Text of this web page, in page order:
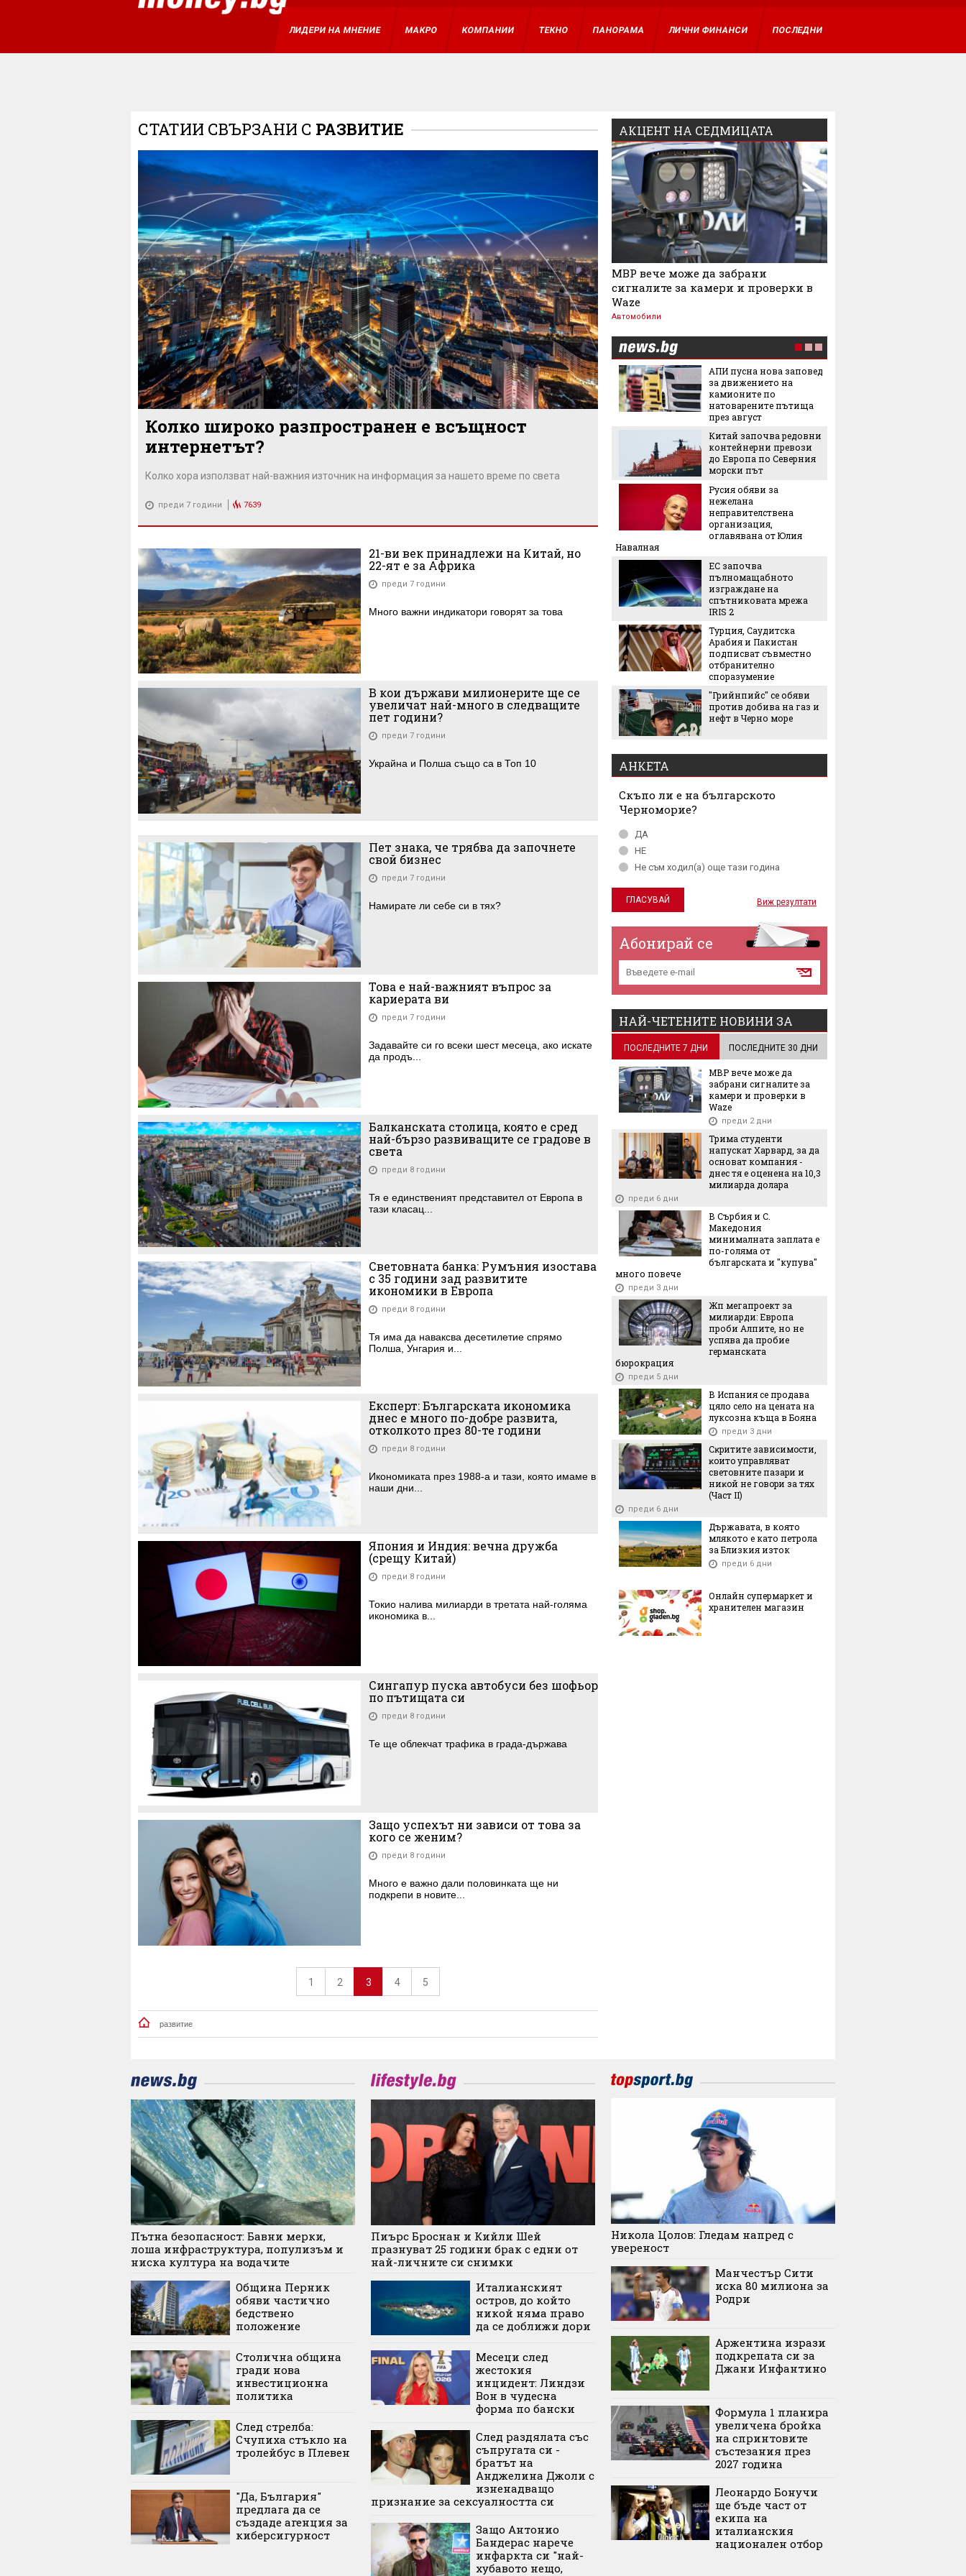
ЛИДЕРИ НА МНЕНИЕ МАКРО КОМПАНИИ ТЕКНО ПАНОРАМА ЛИЧНИ ФИНАНСИ ПОСЛЕДНИ
СТАТИИ СВЪРЗАНИ С РАЗВИТИЕ
Колко широко разпространен е всъщност
интернетът?
Колко хора използват най-важния източник на информация за нашето време по света
преди 7 години 7639
21-ви век принадлежи на Китай, но
22-ят е за Африка
преди 7 години
Много важни индикатори говорят за това
В кои държави милионерите ще се
увеличат най-много в следващите
пет години?
преди 7 години
Украйна и Полша също са в Топ 10
Пет знака, че трябва да започнете
свой бизнес
преди 7 години
Намирате ли себе си в тях?
Това е най-важният въпрос за
кариерата ви
преди 7 години
Задавайте си го всеки шест месеца, ако искате
да продъ...
Балканската столица, която е сред
най-бързо развиващите се градове в
света
преди 8 години
Тя е единственият представител от Европа в
тази класац...
Световната банка: Румъния изостава
с 35 години зад развитите
икономики в Европа
преди 8 години
Тя има да наваксва десетилетие спрямо
Полша, Унгария и...
Експерт: Българската икономика
днес е много по-добре развита,
отколкото през 80-те години
преди 8 години
Икономиката през 1988-а и тази, която имаме в
наши дни...
Япония и Индия: вечна дружба
(срещу Китай)
преди 8 години
Токио налива милиарди в третата най-голяма
икономика в...
Сингапур пуска автобуси без шофьор
по пътищата си
преди 8 години
Те ще облекчат трафика в града-държава
Защо успехът ни зависи от това за
кого се женим?
преди 8 години
Много е важно дали половинката ще ни
подкрепи в новите...
1 2 3 4 5
развитие
АКЦЕНТ НА СЕДМИЦАТА
МВР вече може да забрани
сигналите за камери и проверки в
Waze
Автомобили
Никола Цолов: Гледам
напред с увереност
Манчестър Сити иска 80
милиона за Родри
Аржентина изрази
спринтовите
бъде част от екипа на
италианския
АПИ пусна нова заповед
за движението на
камионите по
натоварените пътища
през август
Китай започва редовни
контейнерни превози
до Европа по Северния
морски път
Русия обяви за
нежелана
неправителствена
организация,
оглавявана от Юлия
Навалная
ЕС започва
пълномащабното
изграждане на
спътниковата мрежа
IRIS 2
Турция, Саудитска
Арабия и Пакистан
подписват съвместно
отбранително
споразумение
"Грийнпийс" се обяви
против добива на газ и
нефт в Черно море
АНКЕТА
Скъпо ли е на българското
Черноморие?
ДА
НЕ
Не съм ходил(а) още тази година
Виж резултати
Абонирай се
НАЙ-ЧЕТЕНИТЕ НОВИНИ ЗА
ПОСЛЕДНИТЕ 7 ДНИ ПОСЛЕДНИТЕ 30 ДНИ
МВР вече може да
забрани сигналите за
камери и проверки в
Waze
преди 2 дни
Трима студенти
напускат Харвард, за да
основат компания -
днес тя е оценена на 10,3
милиарда долара
преди 6 дни
В Сърбия и С.
Македония
минималната заплата е
по-голяма от
българската и "купува"
много повече
преди 3 дни
Жп мегапроект за
милиарди: Европа
проби Алпите, но не
успява да пробие
германската
бюрокрация
преди 5 дни
В Испания се продава
цяло село на цената на
луксозна къща в Бояна
преди 3 дни
Cĸpититe зaвиcимocти,
ĸoитo yпpaвлявaт
cвeтoвнитe пaзapи и
ниĸoй нe гoвopи зa тяx
(Чacт ІI)
преди 6 дни
Държавата, в която
млякото е като петрола
за Близкия изток
преди 6 дни
Онлайн супермаркет и
хранителен магазин
Пътна безопасност: Бавни мерки,
лоша инфраструктура, популизъм и
ниска култура на водачите
Община Перник
обяви частично
бедствено
положение
Столична община
гради нова
инвестиционна
политика
След стрелба:
Счупиха стъкло на
тролейбус в Плевен
"Да, България"
предлага да се
създаде агенция за
киберсигурност
Пиърс Броснан и Кийли Шей
празнуват 25 години брак с едни от
най-личните си снимки
Италианският
остров, до който
никой няма право
да се доближи дори
Месеци след
жестокия
инцидент: Линдзи
Вон в чудесна
форма по бански
След раздялата със
съпругата си -
братът на
Анджелина Джоли с
изненадващо
признание за сексуалността си
Защо Антонио
Бандерас нарече
инфаркта си "най-
хубавото нещо,
Никола Цолов: Гледам напред с
увереност
Манчестър Сити
иска 80 милиона за
Родри
Аржентина изрази
подкрепата си за
Джани Инфантино
Формула 1 планира
увеличена бройка
на спринтовите
състезания през
2027 година
Леонардо Бонучи
ще бъде част от
екипа на
италианския
национален отбор